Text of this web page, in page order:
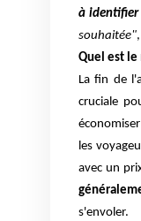
à identifier
souhaitée"
Quel est le
La fin de
cruciale
les
avec un
s'envoler.